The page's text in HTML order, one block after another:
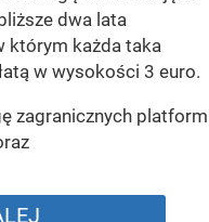
dwa lata
którym każda taka
w wysokości 3 euro.
zagranicznych platform